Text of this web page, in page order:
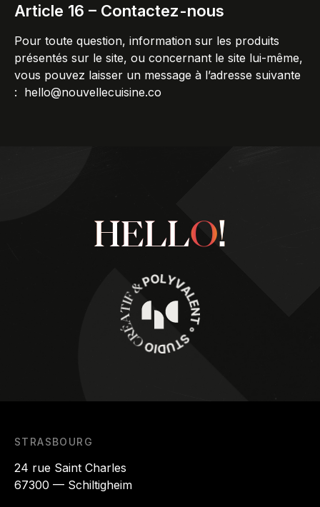
Article 16 – Contactez-nous
Pour toute question, information sur les produits
présentés sur le site, ou concernant le site lui-même,
vous pouvez laisser un message à l’adresse suivante
: hello@nouvellecuisine.co
HELLO!
STRASBOURG
24 rue Saint Charles
67300 — Schiltigheim